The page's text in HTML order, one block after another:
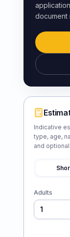
document
Indicative
type, age,
and
Adults